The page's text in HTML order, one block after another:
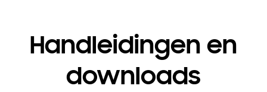
Handleidingen en
downloads